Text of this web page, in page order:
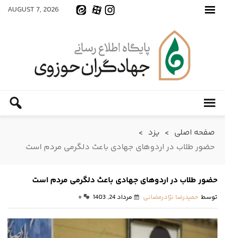
AUGUST 7, 2026
صفحه اصلی > یزد >
حضور طلاب در اردوهای جهادی باعث دلگرمی مردم است
حضور طلاب در اردوهای جهادی باعث دلگرمی مردم است
توسط حمیدرضا نژادرمضانی مرداد 24, 1403 ۰